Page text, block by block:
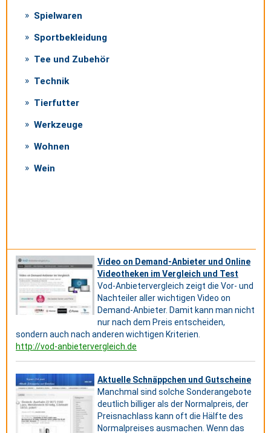
Spielwaren
Sportbekleidung
Tee und Zubehör
Technik
Tierfutter
Werkzeuge
Wohnen
Wein
Video on Demand-Anbieter und Online
Videotheken im Vergleich und Test
Vod-Anbietervergleich zeigt die Vor- und
Nachteiler aller wichtigen Video on
Demand-Anbieter. Damit kann man nicht
nur nach dem Preis entscheiden,
sondern auch nach anderen wichtigen Kriterien.
http://vod-anbietervergleich.de
Aktuelle Schnäppchen und Gutscheine
Manchmal sind solche Sonderangebote
deutlich billiger als der Normalpreis, der
Preisnachlass kann oft die Hälfte des
Normalpreises ausmachen. Wenn das